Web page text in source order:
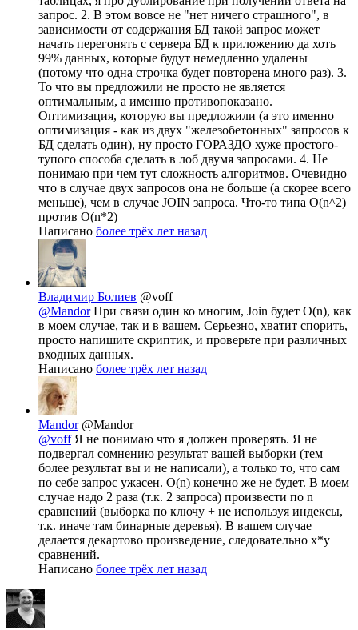
запрос. 2. В этом вовсе не "нет ничего страшного", в
зависимости от содержания БД такой запрос может
начать перегонять с сервера БД к приложению да хоть
99% данных, которые будут немедленно удалены
(потому что одна строчка будет повторена много раз). 3.
То что вы предложили не просто не является
оптимальным, а именно противопоказано.
Оптимизация, которую вы предложили (а это именно
оптимизация - как из двух "железобетонных" запросов к
БД сделать один), ну просто ГОРАЗДО хуже простого-
тупого способа сделать в лоб двумя запросами. 4. Не
понимаю при чем тут сложность алгоритмов. Очевидно
что в случае двух запросов она не больше (а скорее всего
меньше), чем в случае JOIN запроса. Что-то типа O(n^2)
против O(n*2)
Написано более трёх лет назад
Владимир Болиев @voff
@MandorПри связи один ко многим, Join будет O(n), как
в моем случае, так и в вашем. Серьезно, хватит спорить,
просто напишите скриптик, и проверьте при различных
входных данных.
Написано более трёх лет назад
Mandor @Mandor
@voffЯ не понимаю что я должен проверять. Я не
подвергал сомнению результат вашей выборки (тем
более результат вы и не написали), а только то, что сам
по себе запрос ужасен. O(n) конечно же не будет. В моем
случае надо 2 раза (т.к. 2 запроса) произвести по n
сравнений (выборка по ключу + не используя индексы,
т.к. иначе там бинарные деревья). В вашем случае
делается декартово произведение, следовательно x*y
сравнений.
Написано более трёх лет назад